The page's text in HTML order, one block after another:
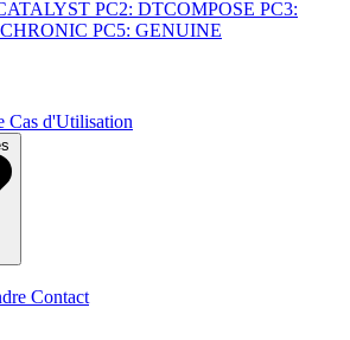
PC2: DTCOMPOSE PC3:
PC5: GENUINE
Cas d'Utilisation
Contact